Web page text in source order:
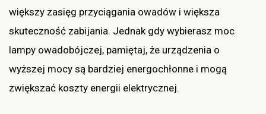
większy zasięg przyciągania owadów i większa
skuteczność zabijania. Jednak gdy wybierasz moc
lampy owadobójczej, pamiętaj, że urządzenia o
wyższej mocy są bardziej energochłonne i mogą
zwiększać koszty energii elektrycznej.